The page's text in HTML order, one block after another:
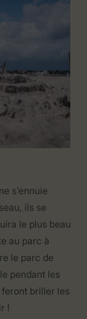
s'ennuie
ils se
le plus beau
au parc à
le parc de
pendant les
briller les
!